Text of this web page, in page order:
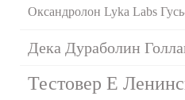
Оксандролон Lyka Labs
Дека Дураболин
Тестовер Е